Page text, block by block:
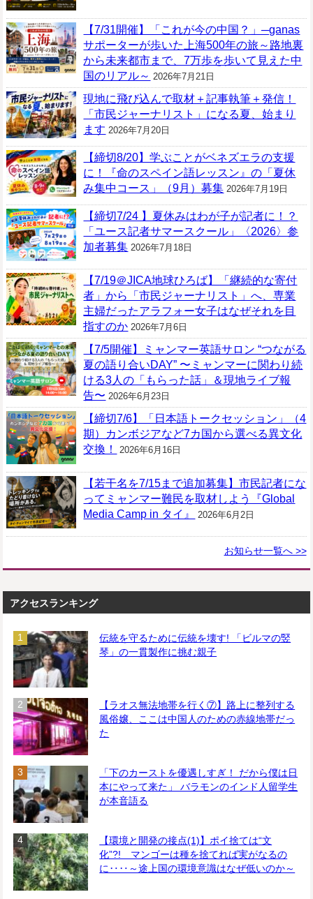
【7/31開催】「これが今の中国？」─ganas
サポーターが歩いた上海500年の旅～路地裏
から未来都市まで、7万歩を歩いて見えた中
国のリアル～ 2026年7月21日
現地に飛び込んで取材＋記事執筆＋発信！
「市民ジャーナリスト」になる夏、始まり
ます 2026年7月20日
【締切8/20】学ぶことがベネズエラの支援
に！『命のスペイン語レッスン』の「夏休
み集中コース」（9月）募集 2026年7月19日
【締切7/24 】夏休みはわが子が記者に！？
「ユース記者サマースクール」〈2026〉参
加者募集 2026年7月18日
【7/19＠JICA地球ひろば】「継続的な寄付
者」から「市民ジャーナリスト」へ、専業
主婦だったアラフォー女子はなぜそれを目
指すのか 2026年7月6日
【7/5開催】ミャンマー英語サロン “つながる
夏の語り合いDAY” 〜ミャンマーに関わり続
ける3人の「もらった話」＆現地ライブ報
告〜 2026年6月23日
【締切7/6】「日本語トークセッション」（4
期）カンボジアなど7カ国から選べる異文化
交換！
2026年6月16日
【若干名を7/15まで追加募集】市民記者にな
ってミャンマー難民を取材しよう『Global
Media Camp in タイ』
2026年6月2日
お知らせ一覧へ >>
アクセスランキング
伝統を守るために伝統を壊す! 「ビルマの竪
琴」の一貫製作に挑む親子
【ラオス無法地帯を行く⑦】路上に整列する
風俗嬢、ここは中国人のための赤線地帯だっ
た
「下のカーストを優遇しすぎ！ だから僕は日
本にやって来た」 バラモンのインド人留学生
が本音語る
【環境と開発の接点(1)】ポイ捨ては“文
化”?! マンゴーは種を捨てれば実がなるの
に‥‥～途上国の環境意識はなぜ低いのか～